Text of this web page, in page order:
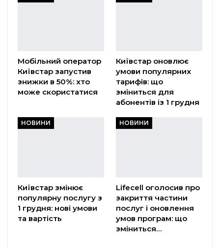
Мобільний оператор
Київстар запустив
знижки в 50%: хто
може скористатися
Київстар оновлює
умови популярних
тарифів: що
зміниться для
абонентів із 1 грудня
НОВИНИ
Київстар змінює
популярну послугу з
1 грудня: нові умови
та вартість
НОВИНИ
Lifecell оголосив про
закриття частини
послуг і оновлення
умов програм: що
зміниться…